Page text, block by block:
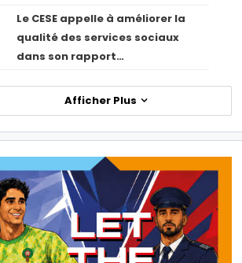
Le CESE appelle à améliorer la
qualité des services sociaux
dans son rapport…
Afficher Plus